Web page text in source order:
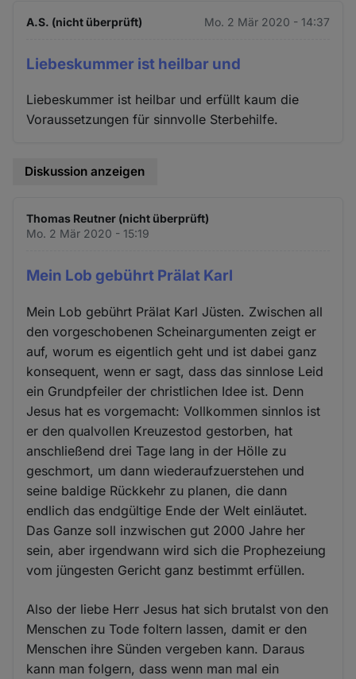
A.S. (nicht überprüft) Mo. 2 Mär 2020 - 14:37
Liebeskummer ist heilbar und
Liebeskummer ist heilbar und erfüllt kaum die
Voraussetzungen für sinnvolle Sterbehilfe.
Diskussion anzeigen
Thomas Reutner (nicht überprüft)
Mo. 2 Mär 2020 - 15:19
Mein Lob gebührt Prälat Karl
Mein Lob gebührt Prälat Karl Jüsten. Zwischen all
den vorgeschobenen Scheinargumenten zeigt er
auf, worum es eigentlich geht und ist dabei ganz
konsequent, wenn er sagt, dass das sinnlose Leid
ein Grundpfeiler der christlichen Idee ist. Denn
Jesus hat es vorgemacht: Vollkommen sinnlos ist
er den qualvollen Kreuzestod gestorben, hat
anschließend drei Tage lang in der Hölle zu
geschmort, um dann wiederaufzuerstehen und
seine baldige Rückkehr zu planen, die dann
endlich das endgültige Ende der Welt einläutet.
Das Ganze soll inzwischen gut 2000 Jahre her
sein, aber irgendwann wird sich die Prophezeiung
vom jüngesten Gericht ganz bestimmt erfüllen.
Also der liebe Herr Jesus hat sich brutalst von den
Menschen zu Tode foltern lassen, damit er den
Menschen ihre Sünden vergeben kann. Daraus
kann man folgern, dass wenn man mal ein